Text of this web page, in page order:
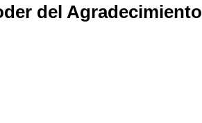
del Agradecimiento